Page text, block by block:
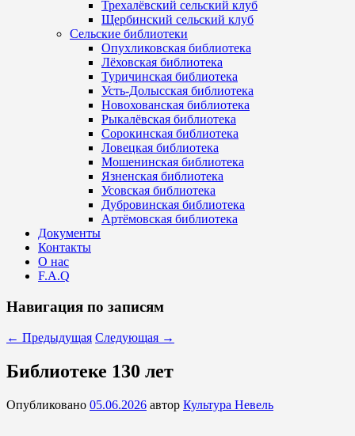
Трехалёвский сельский клуб
Щербинский сельский клуб
Сельские библиотеки
Опухликовская библиотека
Лёховская библиотека
Туричинская библиотека
Усть-Долысская библиотека
Новохованская библиотека
Рыкалёвская библиотека
Сорокинская библиотека
Ловецкая библиотека
Мошенинская библиотека
Язненская библиотека
Усовская библиотека
Дубровинская библиотека
Артёмовская библиотека
Документы
Контакты
О нас
F.A.Q
Навигация по записям
← Предыдущая Следующая →
Библиотеке 130 лет
Опубликовано 05.06.2026 автор Культура Невель